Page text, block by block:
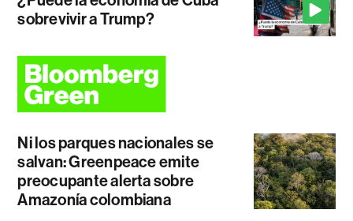
sobrevivir a Trump?
Ni los parques nacionales se
salvan: Greenpeace emite
preocupante alerta sobre
Amazonía colombiana